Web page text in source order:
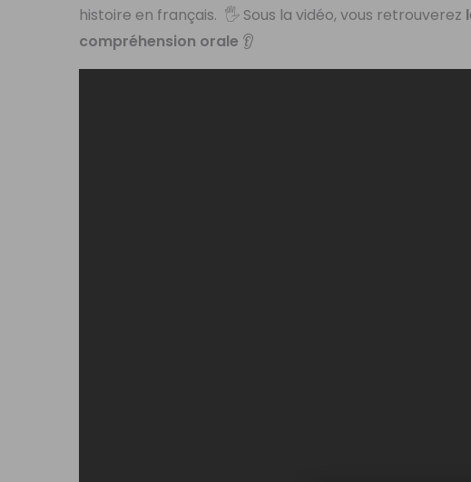
histoire en français. 🖐 Sous la vidéo, vous retrouverez
compréhension orale 👂